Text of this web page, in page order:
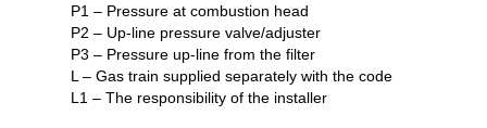
P1 – Pressure at combustion head
P2 – Up-line pressure valve/adjuster
P3 – Pressure up-line from the filter
L – Gas train supplied separately with the code
L1 – The responsibility of the installer